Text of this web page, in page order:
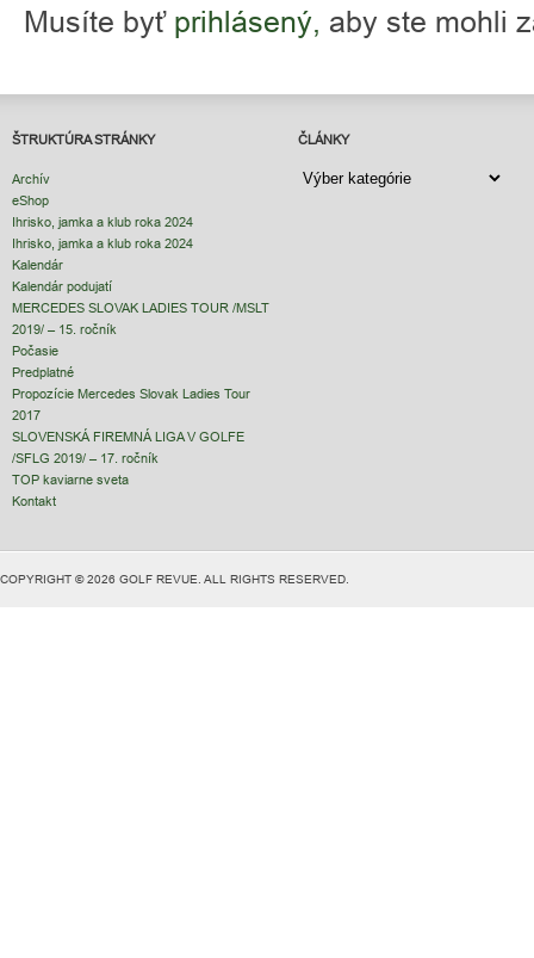
Musíte byť prihlásený, aby ste mohli
ŠTRUKTÚRA STRÁNKY
Archív
eShop
Ihrisko, jamka a klub roka 2024
Ihrisko, jamka a klub roka 2024
Kalendár
Kalendár podujatí
MERCEDES SLOVAK LADIES TOUR /MSLT
2019/ – 15. ročník
Počasie
Predplatné
Propozície Mercedes Slovak Ladies Tour
2017
SLOVENSKÁ FIREMNÁ LIGA V GOLFE
/SFLG 2019/ – 17. ročník
TOP kaviarne sveta
Kontakt
ČLÁNKY
ČLÁNKY
COPYRIGHT © 2026 GOLF REVUE. ALL RIGHTS RESERVED.